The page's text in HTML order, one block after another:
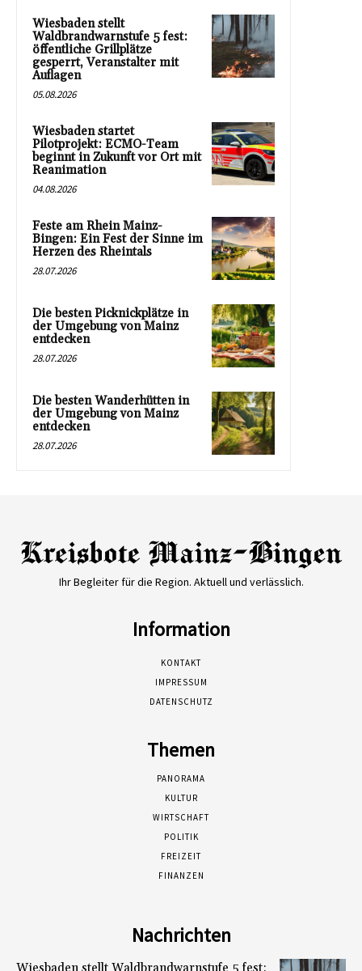
Wiesbaden stellt
Waldbrandwarnstufe 5 fest:
öffentliche Grillplätze
gesperrt, Veranstalter mit
Auflagen
05.08.2026
Wiesbaden startet
Pilotprojekt: ECMO-Team
beginnt in Zukunft vor Ort mit
Reanimation
04.08.2026
Feste am Rhein Mainz-
Bingen: Ein Fest der Sinne im
Herzen des Rheintals
28.07.2026
Die besten Picknickplätze in
der Umgebung von Mainz
entdecken
28.07.2026
Die besten Wanderhütten in
der Umgebung von Mainz
entdecken
28.07.2026
Ihr Begleiter für die Region. Aktuell und verlässlich.
Information
KONTAKT
IMPRESSUM
DATENSCHUTZ
Themen
PANORAMA
KULTUR
WIRTSCHAFT
POLITIK
FREIZEIT
FINANZEN
Nachrichten